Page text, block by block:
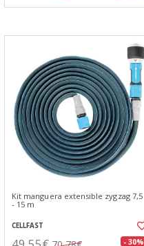
Kit manguera extensible zygzag 7,5
- 15 m
CELLFAST
- 30%